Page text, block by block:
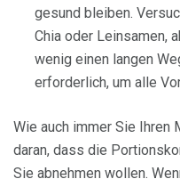
gesund bleiben.
Chia oder Leinsamen,
wenig einen langen
erforderlich, um alle
Wie auch immer Sie Ihren
daran, dass die
Sie abnehmen wollen.